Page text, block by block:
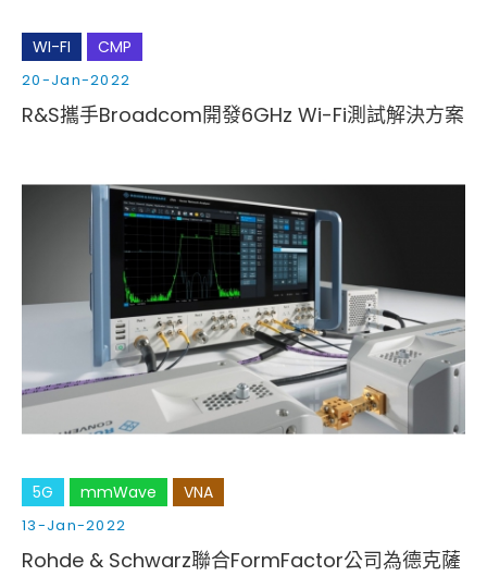
WI-FI CMP
20-Jan-2022
R&S攜手Broadcom開發6GHz Wi-Fi測試解決方案
5G mmWave VNA
13-Jan-2022
Rohde & Schwarz聯合FormFactor公司為德克薩